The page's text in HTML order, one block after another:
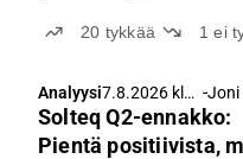
dramatiikkaa ei
20 tykkää 1ei
Analyysi7.8.2026 klo
5.20
-
Solteq Q2-ennakko:
Pientä positiivista,